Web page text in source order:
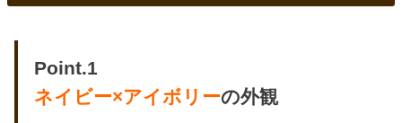
Point.1
ネイビー×アイボリーの外観